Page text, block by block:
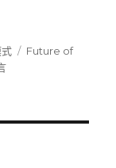
混合工作時代〉
標
Future of